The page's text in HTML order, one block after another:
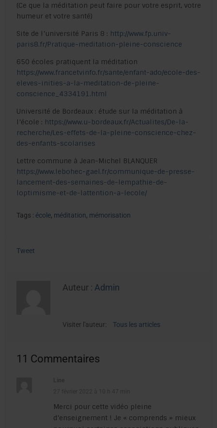
(Ce que la méditation peut faire pour votre esprit, votre
humeur et votre santé)
Site de l’université Paris 8 : http://www.fp.univ-
paris8.fr/Pratique-meditation-pleine-conscience
650 écoles pratiquent la méditation
https://www.francetvinfo.fr/sante/enfant-ado/ecole-des-
eleves-inities-a-la-meditation-de-pleine-
conscience_4334191.html
Université de Bordeaux : étude sur la méditation à
l’école : https://www.u-bordeaux.fr/Actualites/De-la-
recherche/Les-effets-de-la-pleine-conscience-chez-
des-enfants-scolarises
Lettre commune à Jean-Michel BLANQUER
https://www.lebohec-gael.fr/communique-de-presse-
lancement-des-semaines-de-lempathie-de-
loptimisme-et-de-lattention-a-lecole/
Tags : école, méditation, mémorisation
Tweet
Auteur : Admin
Visiter l'auteur: Tous les articles
11 Commentaires
Merci pour cette vidéo pleine
d’enseignement ! Je « comprends » mieux